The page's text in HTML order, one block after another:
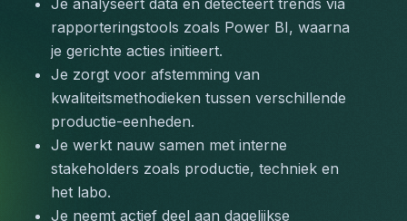
Je analyseert data en detecteert trends via
rapporteringstools zoals Power BI, waarna
je gerichte acties initieert.
Je zorgt voor afstemming van
kwaliteitsmethodieken tussen verschillende
productie-eenheden.
Je werkt nauw samen met interne
stakeholders zoals productie, techniek en
het labo.
Je neemt actief deel aan dagelijkse